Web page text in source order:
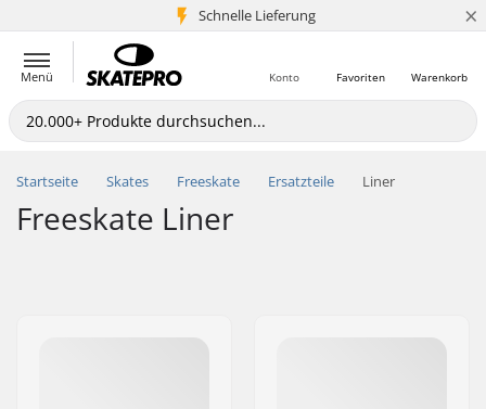
Schnelle Lieferung
5+ Mio. Kunden ×
Menü Warenkorb
Favoriten
Konto
Startseite Skates Freeskate Ersatzteile Liner
Freeskate Liner